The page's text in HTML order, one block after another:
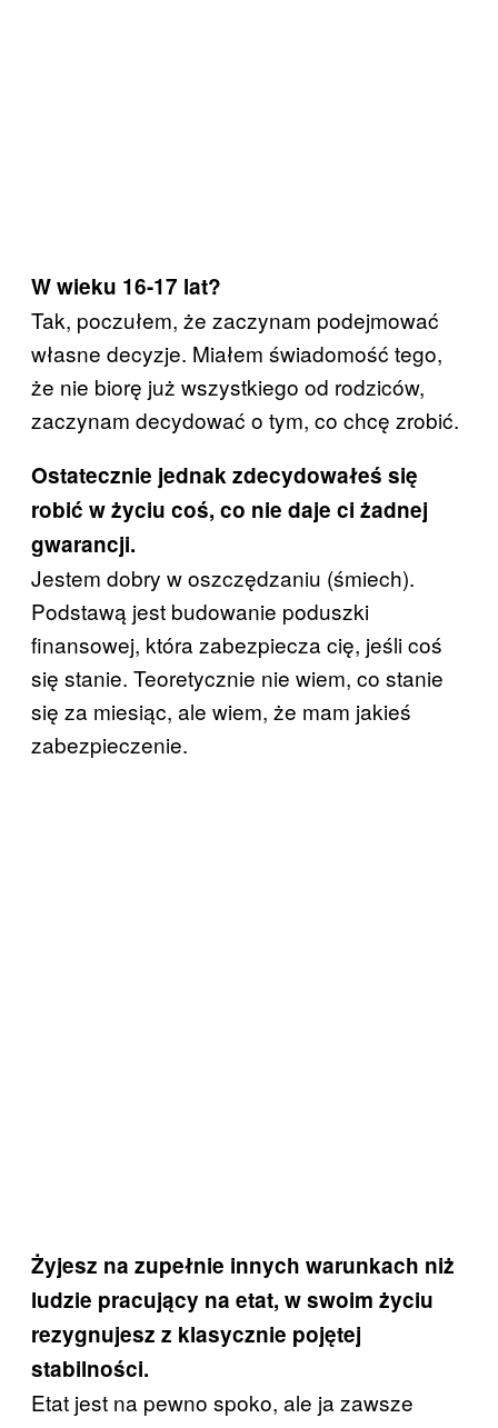
W wieku 16-17 lat?
Tak, poczułem, że zaczynam podejmować
własne decyzje. Miałem świadomość tego,
że nie biorę już wszystkiego od rodziców,
zaczynam decydować o tym, co chcę zrobić.
Ostatecznie jednak zdecydowałeś się
robić w życiu coś, co nie daje ci żadnej
gwarancji.
Jestem dobry w oszczędzaniu (śmiech).
Podstawą jest budowanie poduszki
finansowej, która zabezpiecza cię, jeśli coś
się stanie. Teoretycznie nie wiem, co stanie
się za miesiąc, ale wiem, że mam jakieś
zabezpieczenie.
Żyjesz na zupełnie innych warunkach niż
ludzie pracujący na etat, w swoim życiu
rezygnujesz z klasycznie pojętej
stabilności.
Etat jest na pewno spoko, ale ja zawsze